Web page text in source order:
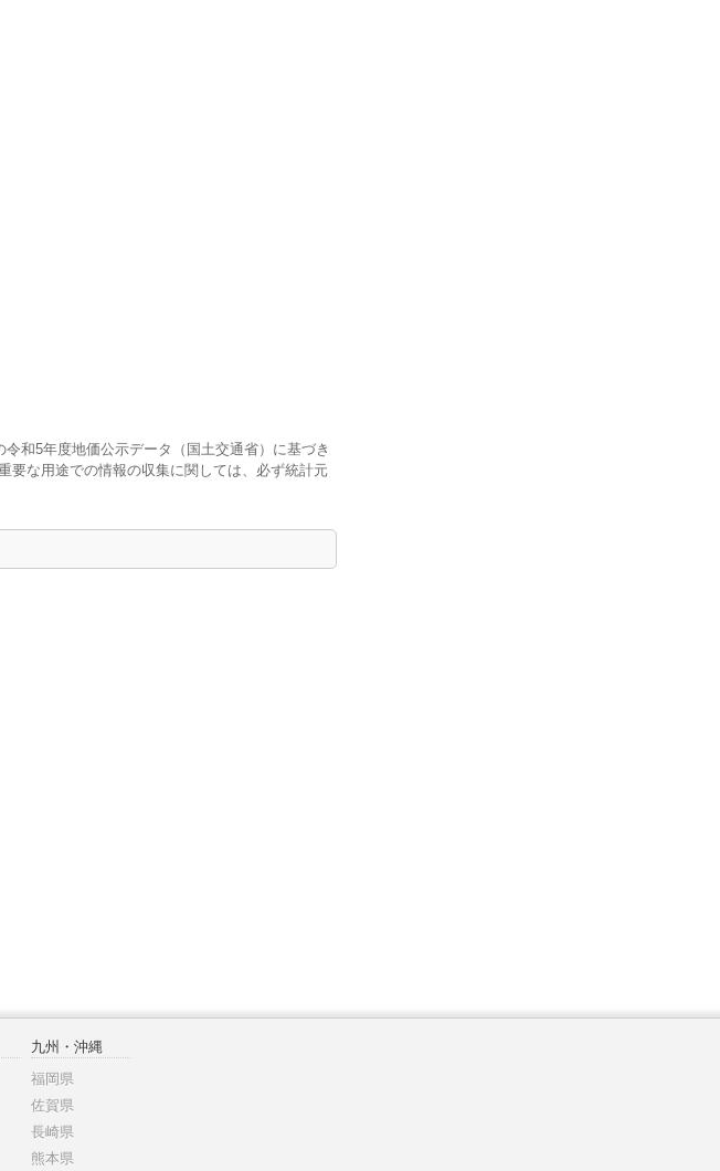
和5年度地価公示データ（国土交通省）に基づき
要な用途での情報の収集に関しては、必ず統計元
九州・沖縄
福岡県
佐賀県
長崎県
熊本県